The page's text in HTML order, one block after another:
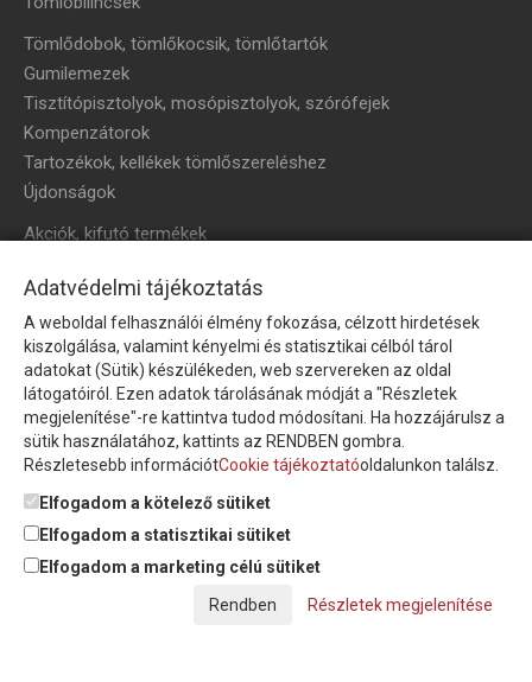
Tömlődobok, tömlőkocsik, tömlőtartók
Gumilemezek
Tisztítópisztolyok, mosópisztolyok, szórófejek
Kompenzátorok
Tartozékok, kellékek tömlőszereléshez
Újdonságok
Akciók, kifutó termékek
HÍRLEVÉL
Íratkozzon fel hírlevelünkre!
Feliratkozom a hírlevélre és nyilatkozom, hogy azadatkezelési
tájékoztatót elolvastam, megismertem és elfogadom.
© Copyright Triász-Tömlő Kft. | Minden jog fenntartva!
Adatvédelmi tájékoztatás
A weboldal felhasználói élmény fokozása, célzott hirdetések
kiszolgálása, valamint kényelmi és statisztikai célból tárol
adatokat (Sütik) készülékeden, web szervereken az oldal
látogatóiról. Ezen adatok tárolásának módját a "Részletek
megjelenítése"-re kattintva tudod módosítani. Ha hozzájárulsz a
sütik használatához, kattints az RENDBEN gombra.
Részletesebb információtCookie tájékoztatóoldalunkon találsz.
Elfogadom a kötelező sütiket
Elfogadom a statisztikai sütiket
Elfogadom a marketing célú sütiket
Részletek megjelenítése